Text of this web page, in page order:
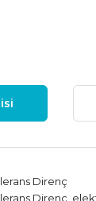
Direnç
Direnç,